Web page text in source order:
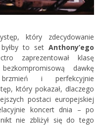
który zdecydowanie
to set Anthony’ego
zaprezentował klasę
dawkę
brzmień i perfekcyjnie
który pokazał, dlaczego
postaci europejskiej
koncert dnia – po
nie zbliżył się do tego